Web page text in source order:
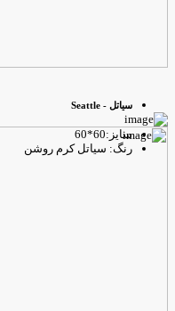
سیاتل - Seattle
سایز:60*60
رنگ: سیاتل کرم روشن